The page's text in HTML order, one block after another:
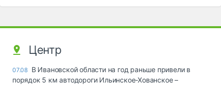
Центр
07.08 В Ивановской области на год раньше привели в
порядок 5 км автодороги Ильинское-Хованское –